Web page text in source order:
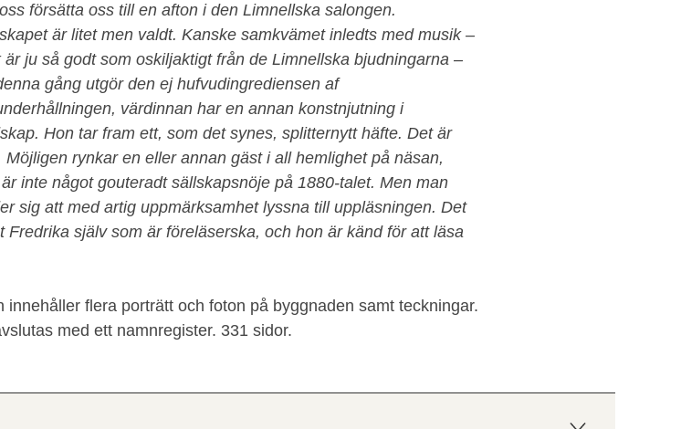
försätta oss till en afton i den Limnellska salongen.
är litet men valdt. Kanske samkvämet inledts med musik –
är ju så godt som oskiljaktigt från de Limnellska bjudningarna –
gång utgör den ej hufvudingrediensen af
värdinnan har en annan konstnjutning i
Hon tar fram ett, som det synes, splitternytt häfte. Det är
Möjligen rynkar en eller annan gäst i all hemlighet på näsan,
inte något gouteradt sällskapsnöje på 1880-talet. Men man
sig att med artig uppmärksamhet lyssna till uppläsningen. Det
Fredrika själv som är föreläserska, och hon är känd för att läsa
innehåller flera porträtt och foton på byggnaden samt teckningar.
med ett namnregister. 331 sidor.